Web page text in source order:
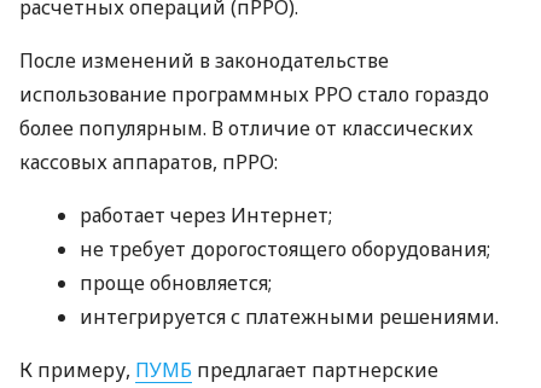
расчетных операций (пРРО).
После изменений в законодательстве
использование программных РРО стало гораздо
более популярным. В отличие от классических
кассовых аппаратов, пРРО:
работает через Интернет;
не требует дорогостоящего оборудования;
проще обновляется;
интегрируется с платежными решениями.
К примеру, ПУМБ предлагает партнерские